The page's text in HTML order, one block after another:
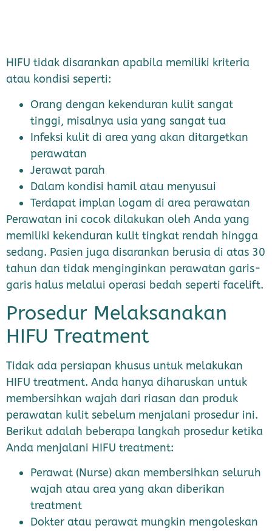
HIFU tidak disarankan apabila memiliki kriteria
atau kondisi seperti:
Orang dengan kekenduran kulit sangat
tinggi, misalnya usia yang sangat tua
Infeksi kulit di area yang akan ditargetkan
perawatan
Jerawat parah
Dalam kondisi hamil atau menyusui
Terdapat implan logam di area perawatan
Perawatan ini cocok dilakukan oleh Anda yang
memiliki kekenduran kulit tingkat rendah hingga
sedang. Pasien juga disarankan berusia di atas 30
tahun dan tidak menginginkan perawatan garis-
garis halus melalui operasi bedah seperti facelift.
Prosedur Melaksanakan
HIFU Treatment
Tidak ada persiapan khusus untuk melakukan
HIFU treatment. Anda hanya diharuskan untuk
membersihkan wajah dari riasan dan produk
perawatan kulit sebelum menjalani prosedur ini.
Berikut adalah beberapa langkah prosedur ketika
Anda menjalani HIFU treatment:
Perawat (Nurse) akan membersihkan seluruh
wajah atau area yang akan diberikan
treatment
Dokter atau perawat mungkin mengoleskan